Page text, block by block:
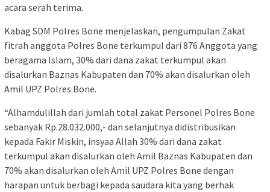
acara serah terima.
Kabag SDM Polres Bone menjelaskan, pengumpulan Zakat
fitrah anggota Polres Bone terkumpul dari 876 Anggota yang
beragama Islam, 30% dari dana zakat terkumpul akan
disalurkan Baznas Kabupaten dan 70% akan disalurkan oleh
Amil UPZ Polres Bone.
“Alhamdulillah dari jumlah total zakat Personel Polres Bone
sebanyak Rp.28.032.000,- dan selanjutnya didistribusikan
kepada Fakir Miskin, insyaa Allah 30% dari dana zakat
terkumpul akan disalurkan oleh Amil Baznas Kabupaten dan
70% akan disalurkan oleh Amil UPZ Polres Bone dengan
harapan untuk berbagi kepada saudara kita yang berhak